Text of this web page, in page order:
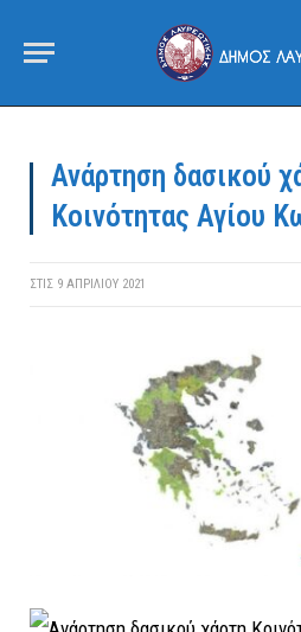
Ανάρτηση δασικού
Κοινότητας Αγίου
ΣΤΙΣ 9 ΑΠΡΙΛΊΟΥ 2021